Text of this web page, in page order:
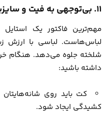
۱۱. بی‌توجهی به فیت و سایزبندی لباس‌ها
مهم‌ترین فاکتور یک
لباس‌هاست. لباسی با ارزش
شلخته جلوه می‌دهد. هنگام
داشته باشید:
کت باید روی
کشیدگی ایجاد شود.